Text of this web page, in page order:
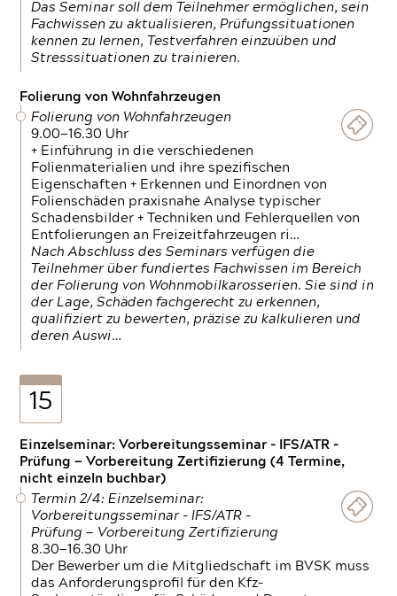
Das Seminar soll dem Teilnehmer ermöglichen, sein
Fachwissen zu aktualisieren, Prüfungssituationen
kennen zu lernen, Testverfahren einzuüben und
Stresssituationen zu trainieren.
Folierung von Wohnfahrzeugen
Folierung von Wohnfahrzeugen
9.00—16.30 Uhr
+ Einführung in die verschiedenen
Folienmaterialien und ihre spezifischen
Eigenschaften + Erkennen und Einordnen von
Folienschäden praxisnahe Analyse typischer
Schadensbilder + Techniken und Fehlerquellen von
Entfolierungen an Freizeitfahrzeugen ri…
Nach Abschluss des Seminars verfügen die
Teilnehmer über fundiertes Fachwissen im Bereich
der Folierung von Wohnmobilkarosserien. Sie sind in
der Lage, Schäden fachgerecht zu erkennen,
qualifiziert zu bewerten, präzise zu kalkulieren und
deren Auswi…
15
Einzelseminar: Vorbereitungsseminar - IFS/ATR -
Prüfung — Vorbereitung Zertifizierung (4 Termine,
nicht einzeln buchbar)
Termin 2/4: Einzelseminar:
Vorbereitungsseminar - IFS/ATR -
Prüfung — Vorbereitung Zertifizierung
8.30—16.30 Uhr
Der Bewerber um die Mitgliedschaft im BVSK muss
das Anforderungsprofil für den Kfz-